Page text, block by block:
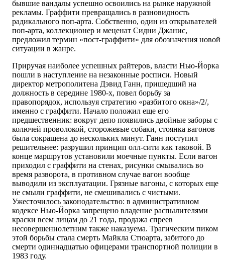
бывшие вандалы успешно освоились на рынке наружной
рекламы. Граффити превращались в разновидность
радикального поп-арта. Собственно, один из открывателей
поп-арта, коллекционер и меценат Сидни Джанис,
предложил термин «пост-граффити» для обозначения новой
ситуации в жанре.
Приручая наиболее успешных райтеров, власти Нью-Йорка
пошли в наступление на незаконные росписи. Новый
директор метрополитена Дэвид Ганн, пришедший на
должность в середине 1980-х, повел борьбу за
правопорядок, используя стратегию «разбитого окна»/2/,
именно с граффити. Начало положил еще его
предшественник: вокруг депо появились двойные заборы с
колючей проволокой, сторожевые собаки, стоянка вагонов
была сокращена до нескольких минут. Ганн поступил
решительнее: разрушил принцип олл-сити как таковой. В
конце маршрутов установили моечные пункты. Если вагон
приходил с граффити на стенах, рисунки смывались во
время разворота, в противном случае вагон вообще
выводили из эксплуатации. Грязные вагоны, с которых еще
не смыли граффити, не смешивались с чистыми.
Ужесточилось законодательство: в административном
кодексе Нью-Йорка запрещено владение распылителями
краски всем лицам до 21 года, продажа спреев
несовершеннолетним также наказуема. Трагическим пиком
этой борьбы стала смерть Майкла Стюарта, забитого до
смерти одиннадцатью офицерами транспортной полиции в
1983 году.